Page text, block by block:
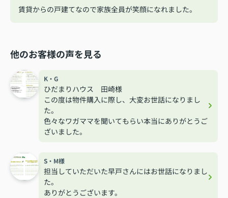
賃貸からの戸建てなので家族全員が笑顔になれました。
他のお客様の声を見る
K・G
ひだまりハウス 田崎様
この度は物件購入に際し、大変お世話になりまし
た。
色々なワガママを聞いてもらい本当にありがとうご
ざいました。
S・M様
担当していただいた早戸さんにはお世話になりまし
た。
ありがとうございます。